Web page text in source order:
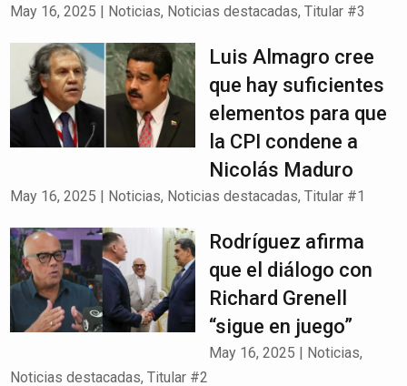
May 16, 2025 | Noticias, Noticias destacadas,Titular #3
Luis Almagro cree
que hay suficientes
elementos para que
la CPI condene a
Nicolás Maduro
May 16, 2025 | Noticias, Noticias destacadas,Titular #1
Rodríguez afirma
que el diálogo con
Richard Grenell
“sigue en juego”
May 16, 2025 | Noticias,
Noticias destacadas,Titular #2